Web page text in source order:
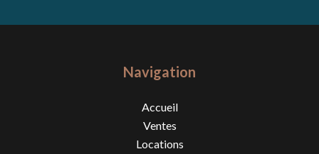
Navigation
Accueil
Ventes
Locations